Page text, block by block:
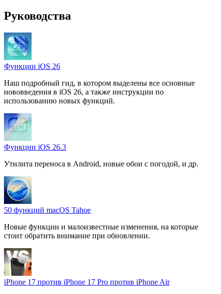
Руководства
Функции iOS 26
Наш подробный гид, в котором выделены все основные
нововведения в iOS 26, а также инструкции по
использованию новых функций.
Функции iOS 26.3
Утилита переноса в Android, новые обои с погодой, и др.
50 функций macOS Tahoe
Новые функции и малоизвестные изменения, на которые
стоит обратить внимание при обновлении.
iPhone 17 против iPhone 17 Pro против iPhone Air